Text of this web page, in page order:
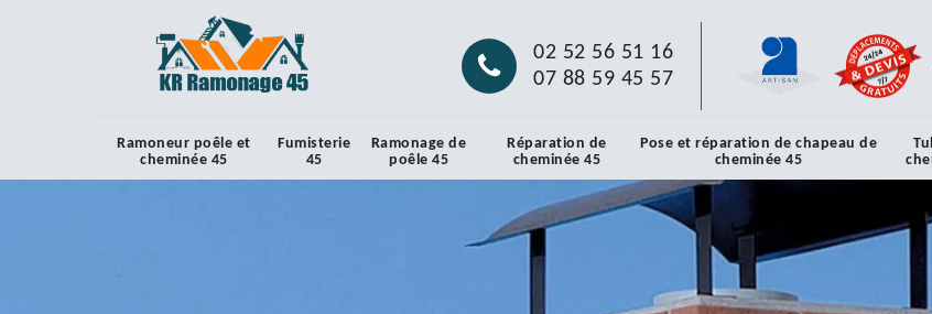
02 52 56 51 16
07 88 59 45 57
Ramoneur poêle et
cheminée 45
Fumisterie
45
Ramonage de
poêle 45
Réparation de
cheminée 45
Pose et réparation de chapeau de
cheminée 45